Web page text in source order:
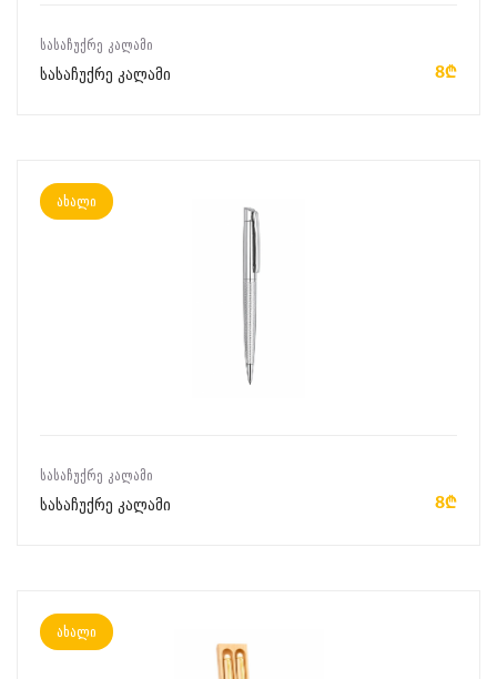
ᲡᲐᲡᲐᲩᲣᲥᲠᲔ ᲙᲐᲚᲐᲛᲘ
სასაჩუქრე კალამი 8₾
ახალი
ᲡᲐᲡᲐᲩᲣᲥᲠᲔ ᲙᲐᲚᲐᲛᲘ
სასაჩუქრე კალამი 8₾
ახალი